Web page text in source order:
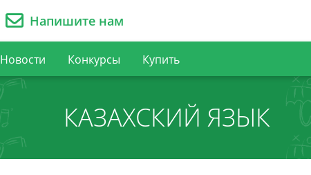
Напишите нам
Новости Конкурсы Купить
КАЗАХСКИЙ ЯЗЫК